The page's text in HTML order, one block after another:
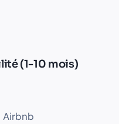
(1-10 mois)
Airbnb